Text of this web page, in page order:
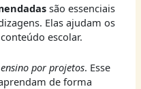
são essenciais
Elas ajudam os
escolar.
ensino por projetos. Esse
de forma